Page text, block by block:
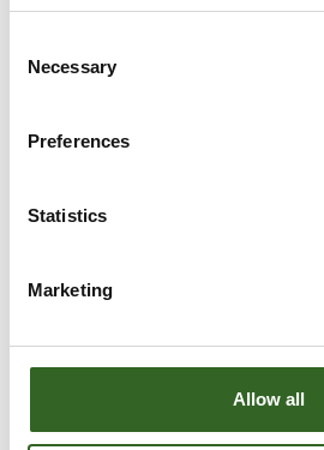
Selection
Necessary
Preferences
Statistics
Marketing
Allow all
LAJITTELUOHJEET